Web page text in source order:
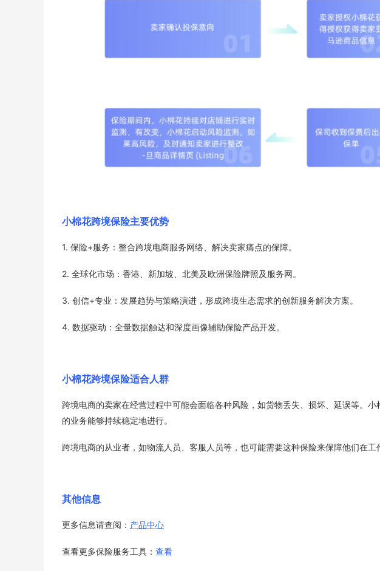
小棉花跨境保险主要优势
1. 保险+服务：整合跨境电商服务网络、解决卖家痛点的保障。
2. 全球化市场：香港、新加坡、北美及欧洲保险牌照及服务网。
3. 创信+专业：发展趋势与策略演进，形成跨境生态需求的创新服务解决方案。
4. 数据驱动：全量数据触达和深度画像辅助保险产品开发。
小棉花跨境保险适合人群
跨境电商的卖家在经营过程中可能会面临各种风险，如货物丢失、损坏、延误等。
的业务能够持续稳定地进行。
跨境电商的从业者，如物流人员、客服人员等，也可能需要这种保险来保障他们在工
其他信息
更多信息请查阅： 产品中心
查看更多保险服务工具： 查看